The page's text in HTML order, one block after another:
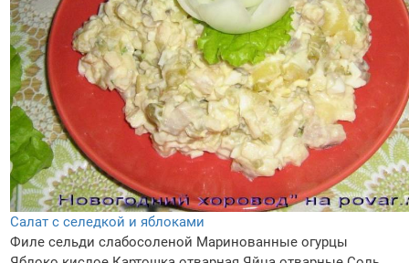
Салат с селедкой и яблоками
Филе сельди слабосоленой Маринованные огурцы